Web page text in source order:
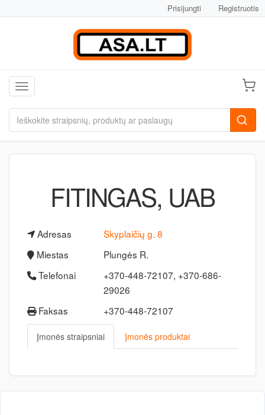
Prisijungti Registruotis
Toggle navigation
FITINGAS, UAB
Adresas
Skyplaičių g. 8
Miestas
Plungės R.
Telefonai
+370-448-72107, +370-686-
29026
Faksas
+370-448-72107
Įmonės straipsniai Įmonės produktai